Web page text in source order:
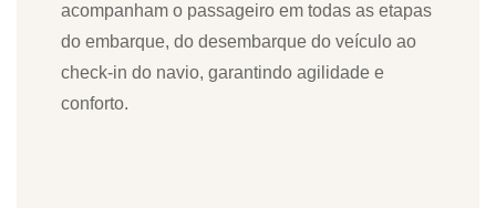
acompanham o passageiro em todas as etapas
do embarque, do desembarque do veículo ao
check-in do navio, garantindo agilidade e
conforto.